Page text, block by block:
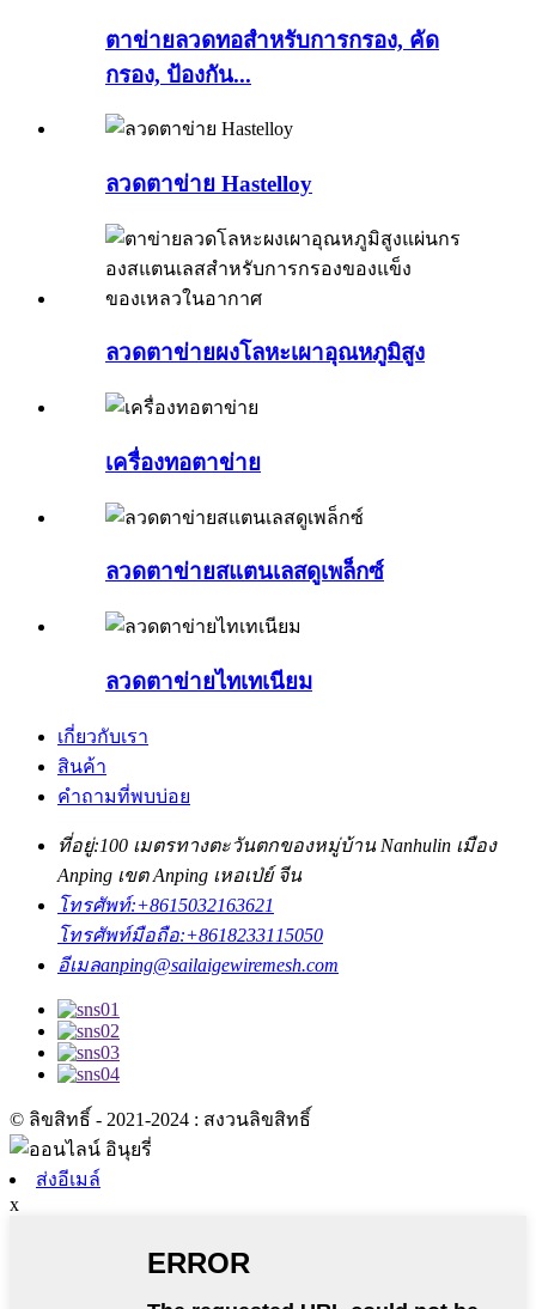
ตาข่ายลวดทอสำหรับการกรอง, คัด
กรอง, ป้องกัน...
ลวดตาข่าย Hastelloy
ลวดตาข่ายผงโลหะเผาอุณหภูมิสูง
เครื่องทอตาข่าย
ลวดตาข่ายสแตนเลสดูเพล็กซ์
ลวดตาข่ายไทเทเนียม
เกี่ยวกับเรา
สินค้า
คำถามที่พบบ่อย
ที่อยู่:100 เมตรทางตะวันตกของหมู่บ้าน Nanhulin เมือง
Anping เขต Anping เหอเป่ย์ จีน
โทรศัพท์:+8615032163621
โทรศัพท์มือถือ:+8618233115050
อีเมลanping@sailaigewiremesh.com
© ลิขสิทธิ์ - 2021-2024 : สงวนลิขสิทธิ์
ส่งอีเมล์
x